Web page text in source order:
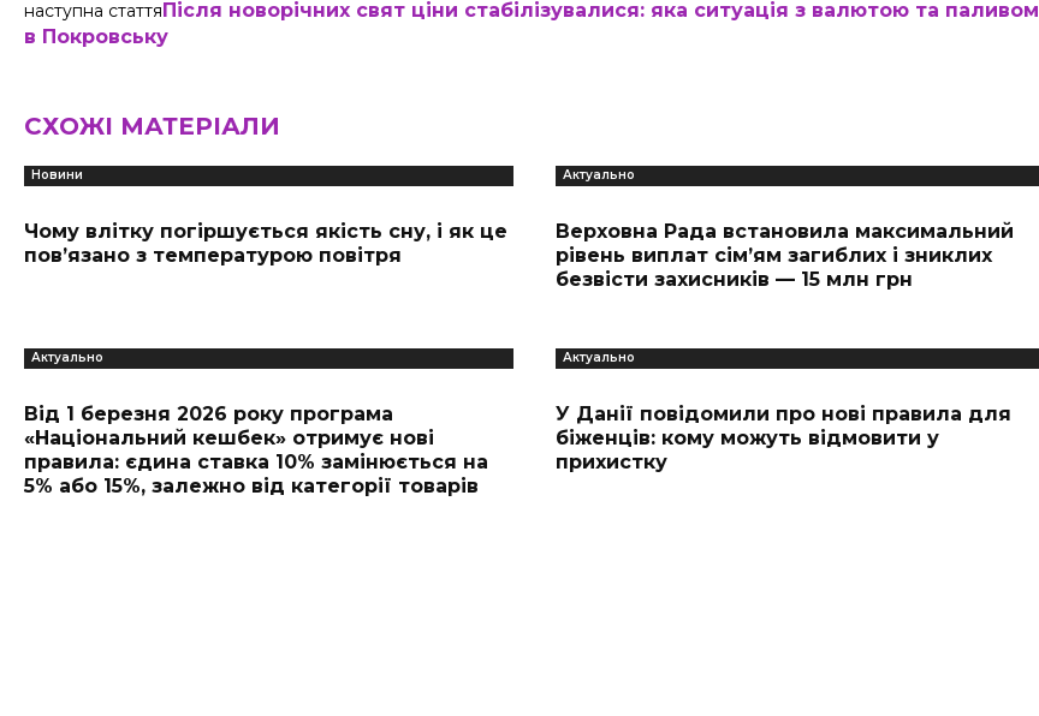
наступна статтяПісля новорічних свят ціни стабілізувалися: яка ситуація з валютою та паливом
в Покровську
СХОЖІ МАТЕРІАЛИ
Новини
Чому влітку погіршується якість сну, і як це
пов’язано з температурою повітря
Актуально
Верховна Рада встановила максимальний
рівень виплат сім’ям загиблих і зниклих
безвісти захисників — 15 млн грн
Актуально
Від 1 березня 2026 року програма
«Національний кешбек» отримує нові
правила: єдина ставка 10% замінюється на
5% або 15%, залежно від категорії товарів
Актуально
У Данії повідомили про нові правила для
біженців: кому можуть відмовити у
прихистку